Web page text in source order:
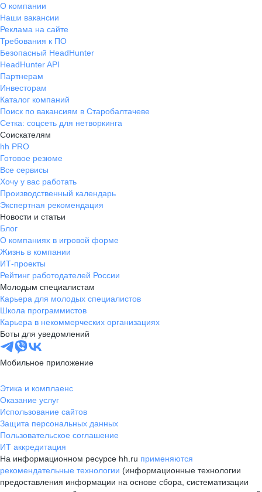
О компании
Наши вакансии
Реклама на сайте
Требования к ПО
Безопасный HeadHunter
HeadHunter API
Партнерам
Инвесторам
Каталог компаний
Поиск по вакансиям в Старобалтачеве
Сетка: соцсеть для нетворкинга
Соискателям
hh PRO
Готовое резюме
Все сервисы
Хочу у вас работать
Производственный календарь
Экспертная рекомендация
Новости и статьи
Блог
О компаниях в игровой форме
Жизнь в компании
ИТ-проекты
Рейтинг работодателей России
Молодым специалистам
Карьера для молодых специалистов
Школа программистов
Карьера в некоммерческих организациях
Боты для уведомлений
Мобильное приложение
Этика и комплаенс
Оказание услуг
Использование сайтов
Защита персональных данных
Пользовательское соглашение
ИТ аккредитация
На информационном ресурсе hh.ru применяются
рекомендательные технологии (информационные технологии
предоставления информации на основе сбора, систематизации